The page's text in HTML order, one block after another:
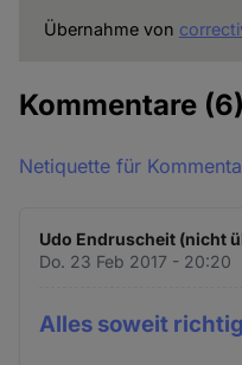
Übernahme von
Kommentare (6)
Netiquette für
Udo Endruscheit (nicht
Do. 23 Feb 2017 - 20:20
Alles soweit